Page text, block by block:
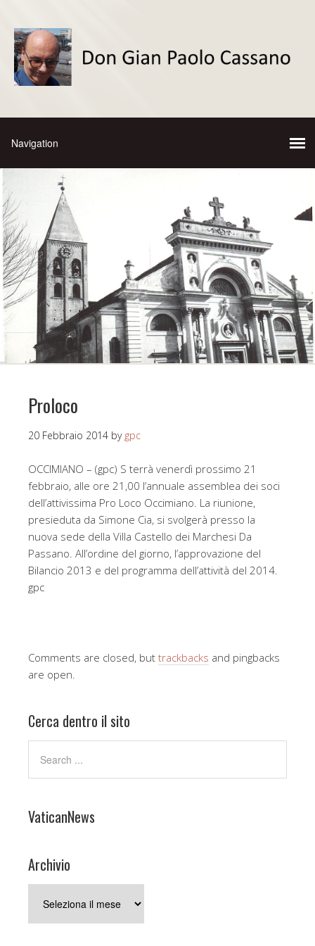
Proloco
20 Febbraio 2014 by gpc
OCCIMIANO – (gpc) S terrà venerdì prossimo 21
febbraio, alle ore 21,00 l’annuale assemblea dei soci
dell’attivissima Pro Loco Occimiano. La riunione,
presieduta da Simone Cia, si svolgerà presso la
nuova sede della Villa Castello dei Marchesi Da
Passano. All’ordine del giorno, l’approvazione del
Bilancio 2013 e del programma dell’attività del 2014.
gpc
Comments are closed, but trackbacks and pingbacks
are open.
Cerca dentro il sito
VaticanNews
Archivio